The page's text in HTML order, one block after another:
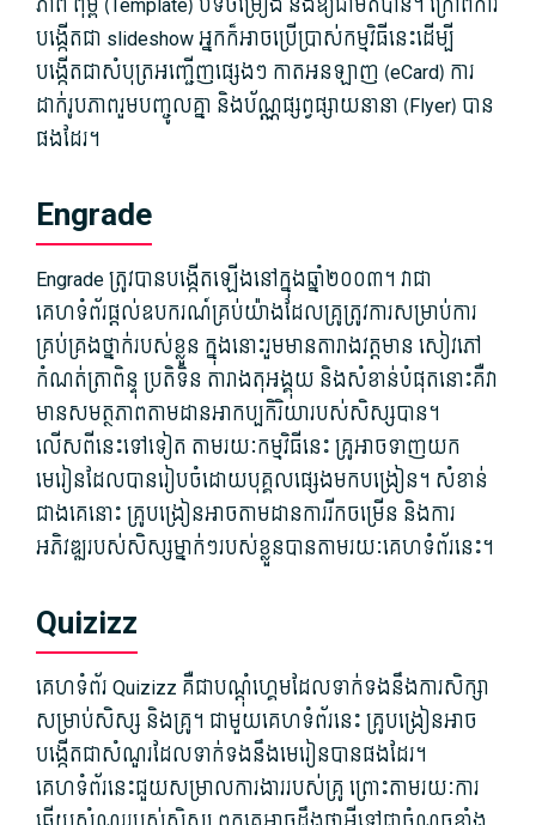
បង្កើត​ជា slideshow អ្នក​ក៏​អាច​ប្រើប្រាស់​កម្មវិធី​នេះ​ដើម្បី​
បង្កើត​ជា​សំបុត្រ​អញ្ជើញ​ផ្សេងៗ កាត​អនឡាញ (eCard) ការ​
ដាក់​រូបភាព​រួមបញ្ចូល​គ្នា និង​ប័ណ្ណ​ផ្សព្វផ្សាយ​នានា (Flyer) បាន​
ផង​ដែរ។
Engrade
Engrade ត្រូវ​បាន​បង្កើត​ឡើង​នៅក្នុង​ឆ្នាំ​២០០៣។ វា​ជា​
គេហទំព័រ​ផ្តល់​ឧបករណ៍​គ្រប់យ៉ាង​ដែល​គ្រូ​ត្រូវការ​សម្រាប់​ការ
គ្រប់គ្រង​ថ្នាក់​របស់​ខ្លួន ក្នុង​នោះ​រួមមាន​តារាង​វត្តមាន សៀវភៅ​
កំណត់ត្រា​ពិន្ទុ ប្រតិទិន តារាង​តុ​អង្គុយ និង​សំខាន់​បំផុត​នោះ​គឺ​វា​
មាន​សមត្ថភាព​តាមដាន​អាកប្បកិរិយា​របស់​សិស្ស​បាន។
លើសពីនេះ​ទៅទៀត តាមរយៈ​កម្មវិធី​នេះ គ្រូ​អាច​ទាញ​យក​
មេរៀន​ដែល​បាន​រៀបចំ​ដោយ​បុគ្គល​ផ្សេង​មក​បង្រៀន។ សំខាន់​
ជាង​គេ​នោះ គ្រូបង្រៀន​អាច​តាមដាន​ការ​រីកចម្រើន និង​ការ​
អភិវឌ្ឍ​របស់​សិស្ស​ម្នាក់ៗ​របស់​ខ្លួន​បាន​តាមរយៈ​គេហទំព័រ​នេះ។
Quizizz
គេហទំព័រ Quizizz គឺ​ជា​បណ្ដុំ​ហ្គេម​ដែល​ទាក់ទង​នឹង​ការសិក្សា​
សម្រាប់​សិស្ស និង​គ្រូ។ ជាមួយ​គេហទំព័រ​នេះ គ្រូបង្រៀន​អាច​
បង្កើត​ជា​សំណួរ​ដែល​ទាក់ទង​នឹង​មេរៀន​បាន​ផង​ដែរ។
គេហទំព័រ​នេះ​ជួយ​សម្រាល​ការងារ​របស់​គ្រូ ព្រោះ​តាមរយៈ​ការ​